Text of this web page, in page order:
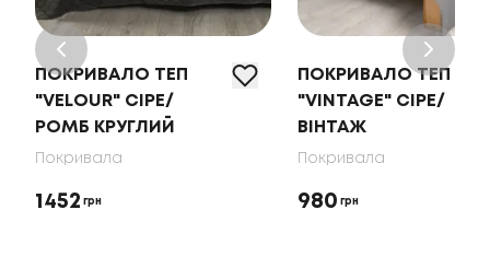
ПОКРИВАЛО ТЕП
"VELOUR" СІРЕ/
РОМБ КРУГЛИЙ
Покривала
1452 грн
ПОКРИВАЛО ТЕП
"VINTAGE" СІРЕ/
ВІНТАЖ
Покривала
980 грн